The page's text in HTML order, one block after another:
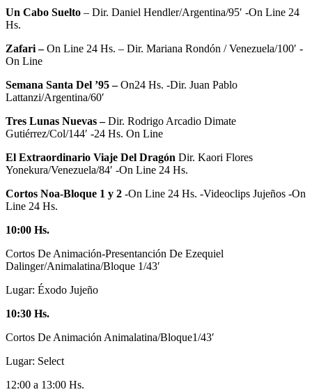
Un Cabo Suelto – Dir. Daniel Hendler/Argentina/95′ -On Line 24
Hs.
Zafari –On Line 24 Hs. – Dir. Mariana Rondón / Venezuela/100′ -
On Line
Semana Santa Del ’95 –On24 Hs. -Dir. Juan Pablo
Lattanzi/Argentina/60′
Tres Lunas Nuevas –Dir. Rodrigo Arcadio Dimate
Gutiérrez/Col/144′ -24 Hs. On Line
El Extraordinario Viaje Del Dragón Dir. Kaori Flores
Yonekura/Venezuela/84′ -On Line 24 Hs.
Cortos Noa-Bloque 1 y 2 -On Line 24 Hs. -Videoclips Jujeños -On
Line 24 Hs.
10:00 Hs.
Cortos De Animación-Presentanción De Ezequiel
Dalinger/Animalatina/Bloque 1/43′
Lugar: Éxodo Jujeño
10:30 Hs.
Cortos De Animación Animalatina/Bloque1/43′
Lugar: Select
12:00 a 13:00 Hs.